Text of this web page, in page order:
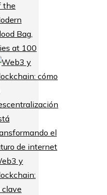
the
Bag,
at 100
y
clave